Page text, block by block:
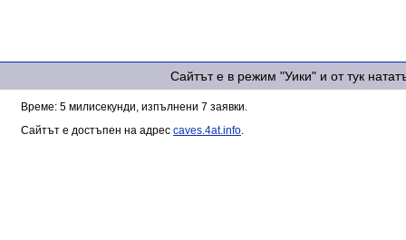
Сайтът е в режим "Уики" и от тук
Време: 5 милисекунди, изпълнени 7 заявки.
Сайтът е достъпен на адрес caves.4at.info.